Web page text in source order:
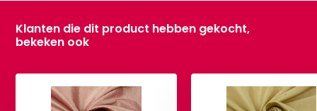
Klanten die dit product hebben gekocht,
bekeken ook